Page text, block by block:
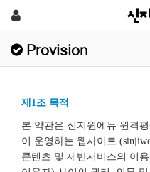
Provision
제1조 목적
본 약관은 신지원에듀 원격
이 운영하는 웹사이트
콘텐츠 및 제반서비스의 이